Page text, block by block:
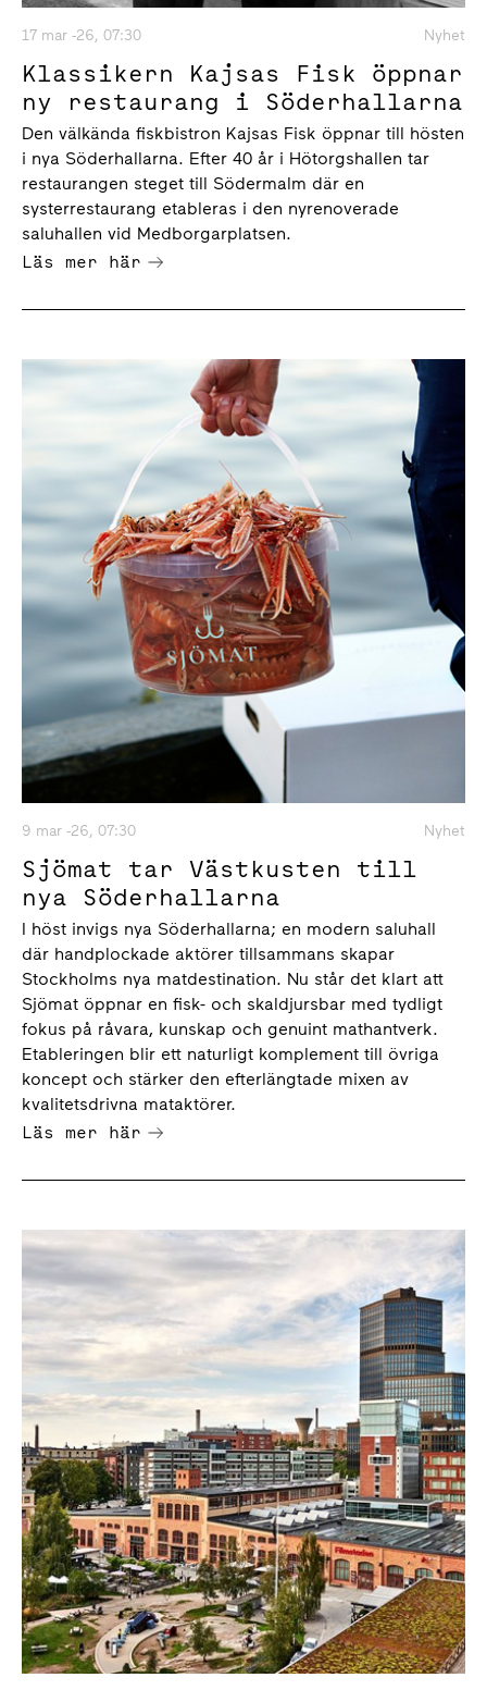
17 mar -26, 07:30 Nyhet
Klassikern Kajsas Fisk öppnar
ny restaurang i Söderhallarna
Den välkända fiskbistron Kajsas Fisk öppnar till hösten
i nya Söderhallarna. Efter 40 år i Hötorgshallen tar
restaurangen steget till Södermalm där en
systerrestaurang etableras i den nyrenoverade
saluhallen vid Medborgarplatsen.
Läs mer här
9 mar -26, 07:30 Nyhet
Sjömat tar Västkusten till
nya Söderhallarna
I höst invigs nya Söderhallarna; en modern saluhall
där handplockade aktörer tillsammans skapar
Stockholms nya matdestination. Nu står det klart att
Sjömat öppnar en fisk- och skaldjursbar med tydligt
fokus på råvara, kunskap och genuint mathantverk.
Etableringen blir ett naturligt komplement till övriga
koncept och stärker den efterlängtade mixen av
kvalitetsdrivna mataktörer.
Läs mer här